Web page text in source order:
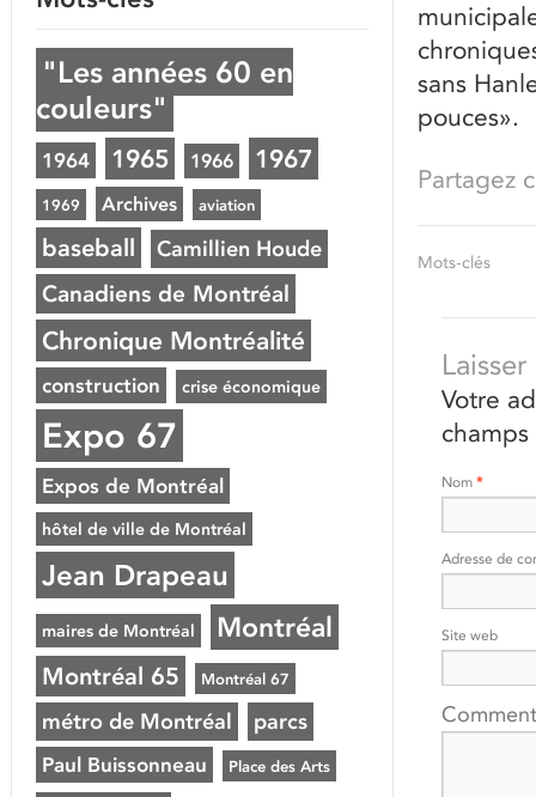
sans
pouces».
Partagez
Mots-clés
Votre
Nom *
Adresse de
Site web
"Les années 60 en
couleurs"
1964 1965 1966 1967
1969 Archives aviation
baseball Camillien Houde
Canadiens de Montréal
Chronique Montréalité
construction crise économique
Expo 67
Expos de Montréal
hôtel de ville de Montréal
Jean Drapeau
maires de Montréal Montréal
Montréal 65 Montréal 67
métro de Montréal parcs
Paul Buissonneau Place des Arts